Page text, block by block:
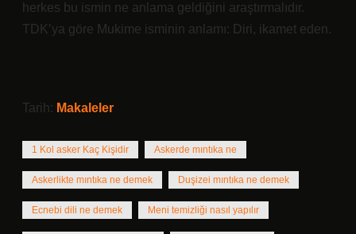
herkes bu ismin ne anlama geldiğini araştırmalıdır.
TDK’ya göre Mukime isminin anlamı: Diri, ikamet eden.
Tarih: Makaleler
1 Kol asker Kaç Kişidir Askerde mıntıka ne
Askerlikte mıntıka ne demek Duşizei mıntıka ne demek
Ecnebi dili ne demek Meni temizliği nasıl yapılır